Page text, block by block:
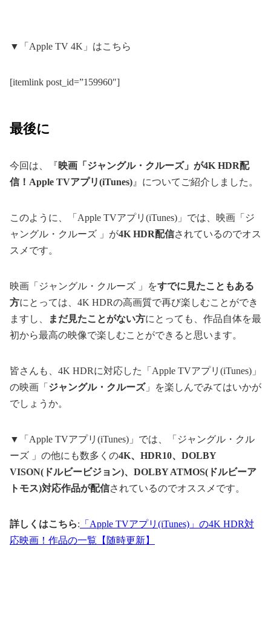
▼「Apple TV 4K」はこちら
[itemlink post_id=”159960″]
最後に
今回は、『映画「ジャングル・クルーズ」が4K HDR配
信！Apple TVアプリ(iTunes) 』についてご紹介しました。
このように、「Apple TVアプリ(iTunes)」では、映画「ジ
ャングル・クルーズ 」が4K HDR配信されているのでオス
スメです。
映画「ジャングル・クルーズ 」をすでに見たこともある
方にとっては、4K HDRの高画質で再び楽しむことができ
ますし、
まだ見たことがない方にとっても、作品自体を最
初から最高の映像で楽しむことができると思います。
皆さんも、4K HDRに対応した「Apple TVアプリ(iTunes)」
の映画「 ジャングル・クルーズ」を楽しんでみてはいかが
でしょうか。
▼「Apple TVアプリ(iTunes)」では、「ジャングル・クル
ーズ 」の他にも数多くの4K、HDR10、DOLBY
VISON(ドルビービジョン)、DOLBY ATMOS(ドルビーア
トモス)対応作品が配信されているのでオススメです。
詳しくはこちら: 「Apple TVアプリ(iTunes)」の4K HDR対
応映画！作品の一覧【随時更新】